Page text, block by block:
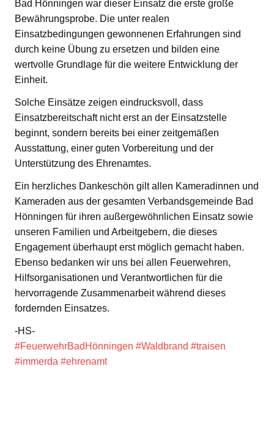
Bad Hönningen war dieser Einsatz die erste große
Bewährungsprobe. Die unter realen
Einsatzbedingungen gewonnenen Erfahrungen sind
durch keine Übung zu ersetzen und bilden eine
wertvolle Grundlage für die weitere Entwicklung der
Einheit.
Solche Einsätze zeigen eindrucksvoll, dass
Einsatzbereitschaft nicht erst an der Einsatzstelle
beginnt, sondern bereits bei einer zeitgemäßen
Ausstattung, einer guten Vorbereitung und der
Unterstützung des Ehrenamtes.
Ein herzliches Dankeschön gilt allen Kameradinnen und
Kameraden aus der gesamten Verbandsgemeinde Bad
Hönningen für ihren außergewöhnlichen Einsatz sowie
unseren Familien und Arbeitgebern, die dieses
Engagement überhaupt erst möglich gemacht haben.
Ebenso bedanken wir uns bei allen Feuerwehren,
Hilfsorganisationen und Verantwortlichen für die
hervorragende Zusammenarbeit während dieses
fordernden Einsatzes.
-HS-
#FeuerwehrBadHönningen #Waldbrand #traisen
#immerda #ehrenamt